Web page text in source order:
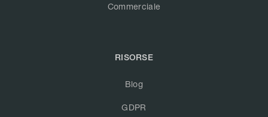
Commerciale
RISORSE
Blog
GDPR